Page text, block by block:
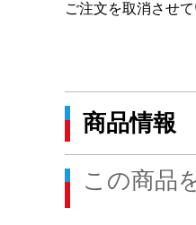
ご注文を取消させ
商品情報
この商品